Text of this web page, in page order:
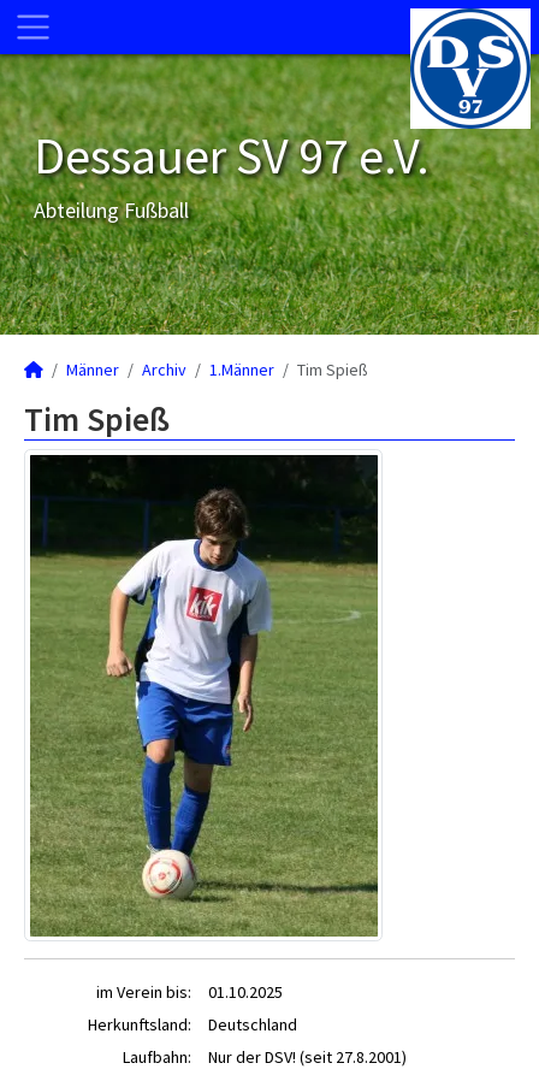
Dessauer SV 97 e.V.
Abteilung Fußball
Männer Archiv 1.Männer Tim Spieß
Tim Spieß
im Verein bis:
01.10.2025
Herkunftsland:
Deutschland
Laufbahn:
Nur der DSV! (seit 27.8.2001)